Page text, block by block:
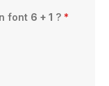
font 6 + 1 ? *